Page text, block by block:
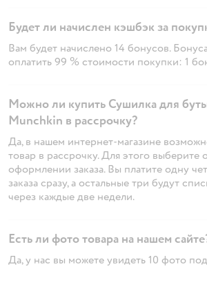
Будет ли начислен кэшбэк за
Вам будет начислено 14 бонусов.
оплатить 99 % стоимости покупки: 1
Можно ли купить Сушилка для
Munchkin в рассрочку?
Да, в нашем интернет-магазине
товар в рассрочку. Для этого выберите
оформлении заказа. Вы платите одну
заказа сразу, а остальные три будут
через каждые две недели.
Есть ли фото товара на нашем
Да, у нас вы можете увидеть 10 фото